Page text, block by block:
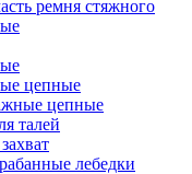
ремня стяжного
цепные
цепные
талей
лебедки